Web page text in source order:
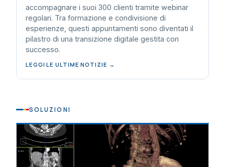
accompagnare i suoi 300 clienti tramite webinar
regolari. Tra formazione e condivisione di
esperienze, questi appuntamenti sono diventati il
pilastro di una transizione digitale gestita con
successo.
LEGGI LE ULTIME NOTIZIE →
SOLUZIONI